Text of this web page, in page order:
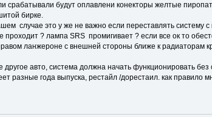
срабатывали будут оплавлени конекторы желтые
бирке.
случае это у же не важно если переставлять систему с
проходит ? лампа SRS промигивает ? если все ок то
ланжероне с внешней стороны ближе к радиаторам
другое авто, система должна начать функционировать
разные года выпуска, рестайл /дорестаил. как правило